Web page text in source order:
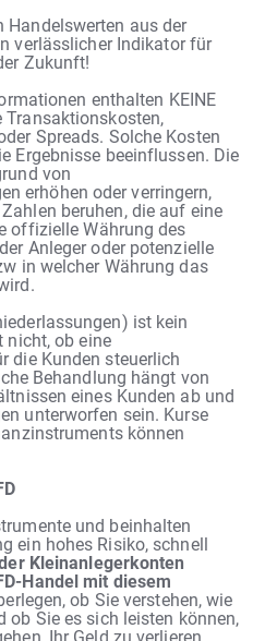
Handelswerten aus der
verlässlicher Indikator für
Zukunft!
enthalten KEINE
Spreads. Solche Kosten
Ergebnisse beeinflussen. Die
von
erhöhen oder verringern,
beruhen, die auf eine
offizielle Währung des
Anleger oder potenzielle
in welcher Währung das
ist kein
nicht, ob eine
die Kunden steuerlich
Behandlung hängt von
eines Kunden ab und
unterworfen sein. Kurse
können
und beinhalten
ein hohes Risiko, schnell
Kleinanlegerkonten
Handel mit diesem
ob Sie verstehen, wie
ob Sie es sich leisten können,
Ihr Geld zu verlieren.